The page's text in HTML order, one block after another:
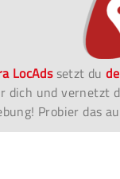
LocAdssetzt du
dich und vernetzt
Probier das